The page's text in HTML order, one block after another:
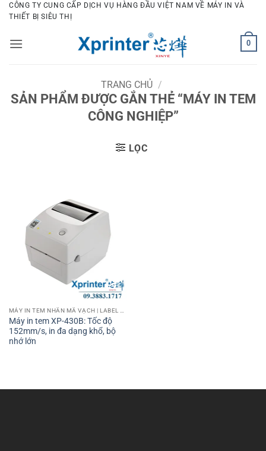
Bỏ
qua
dung
CÔNG TY CUNG CẤP DỊCH VỤ HÀNG ĐẦU VIỆT NAM VỀ MÁY IN VÀ
THIẾT BỊ SIÊU THỊ
0
TRANG CHỦ /
SẢN PHẨM ĐƯỢC GẮN THẺ “MÁY IN TEM
CÔNG NGHIỆP”
LỌC
Máy in tem XP-430B: Tốc độ
152mm/s, in đa dạng khổ, bộ
nhớ lớn